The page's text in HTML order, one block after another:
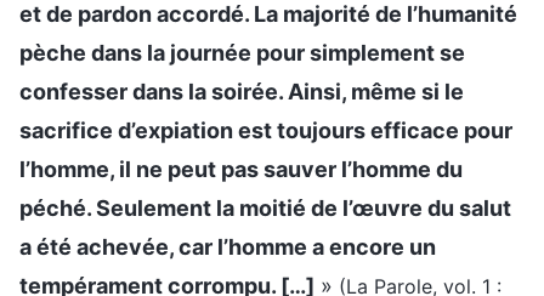
et de pardon accordé. La majorité de l’humanité
pèche dans la journée pour simplement se
confesser dans la soirée. Ainsi, même si le
sacrifice d’expiation est toujours efficace pour
l’homme, il ne peut pas sauver l’homme du
péché. Seulement la moitié de l’œuvre du salut
a été achevée, car l’homme a encore un
tempérament corrompu. […] » (La Parole, vol. 1 :